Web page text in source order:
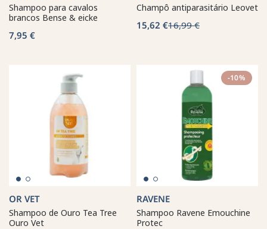
Shampoo para cavalos
brancos Bense & eicke
7,95 €
Champô antiparasitário Leovet
15,62 €16,99 €
OR VET
Shampoo de Ouro Tea Tree
Ouro Vet
-10%
RAVENE
Shampoo Ravene Emouchine
Protec